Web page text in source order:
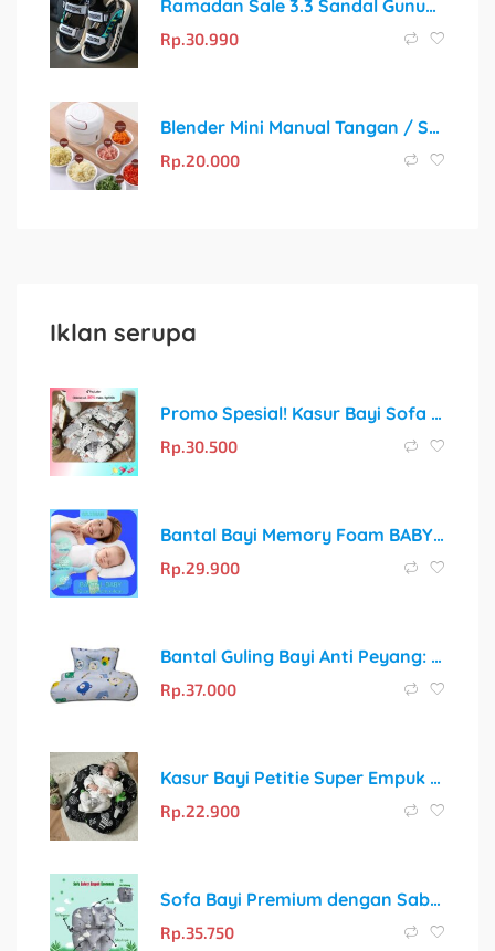
Ramadan Sale 3.3 Sandal Gunung Kekinian Anti Slip untuk Anak
Rp.30.990
Blender Mini Manual Tangan / Speedy Chopper 170ML
Rp.20.000
Iklan serupa
Promo Spesial! Kasur Bayi Sofa dengan Sabuk Pengaman + Gratis Bantal Peyang Crown
Rp.30.500
Bantal Bayi Memory Foam BABY COMFY CLASSIC – Solusi Tidur Nyaman dan Cegah Kepala Peyang
Rp.29.900
Bantal Guling Bayi Anti Peyang: Solusi Tidur Nyaman dan Cerdas untuk Si Kecil
Rp.37.000
Kasur Bayi Petitie Super Empuk dan Motif Gemoy untuk Tidur Nyaman Si Kecil
Rp.22.900
Sofa Bayi Premium dengan Sabuk Pengaman Empuk & Bonus Bantal Mahkota
Rp.35.750